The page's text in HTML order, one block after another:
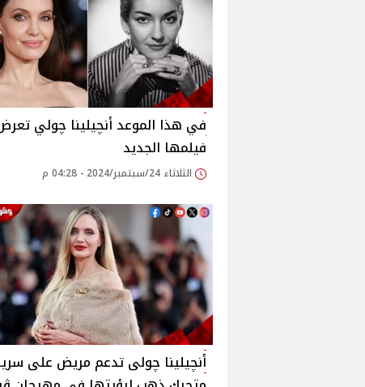
في هذا الموعد أنچيلينا چولي
فيلمها الجديد
الثلاثاء 24/سبتمبر/2024 - 04:28 م
أنچيلينا چولى تدعم مريض على